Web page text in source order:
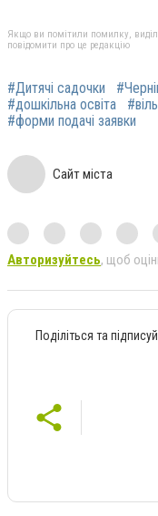
Якщо ви помітили помилку,
повідомити про це редакцію
#Дитячі садочки
#дошкільна освіта
#форми подачі заявки
Сайт міста
Авторизуйтесь, щоб
Поділіться та